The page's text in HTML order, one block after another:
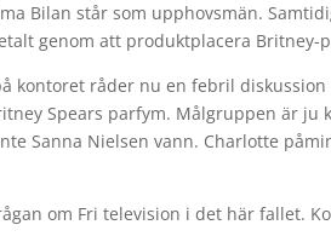
Bilan står som upphovsmän.
genom att produktplacera Britney-
kontoret råder nu en febril
Spears parfym. Målgruppen är ju
Sanna Nielsen vann. Charlotte
om Fri television i det här fallet.